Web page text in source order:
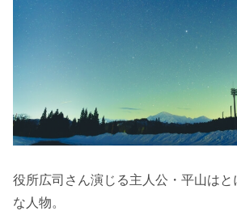
役所広司さん演じる主人公・平山は
な人物。